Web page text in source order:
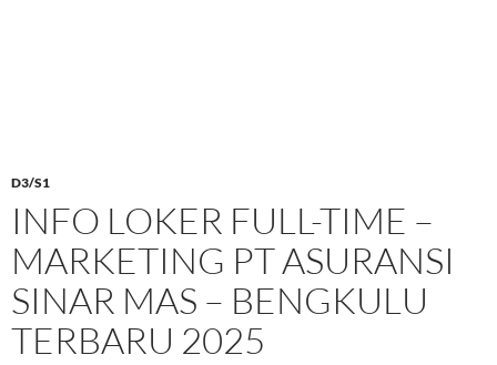
D3/S1
INFO LOKER FULL-TIME –
MARKETING PT ASURANSI
SINAR MAS – BENGKULU
TERBARU 2025